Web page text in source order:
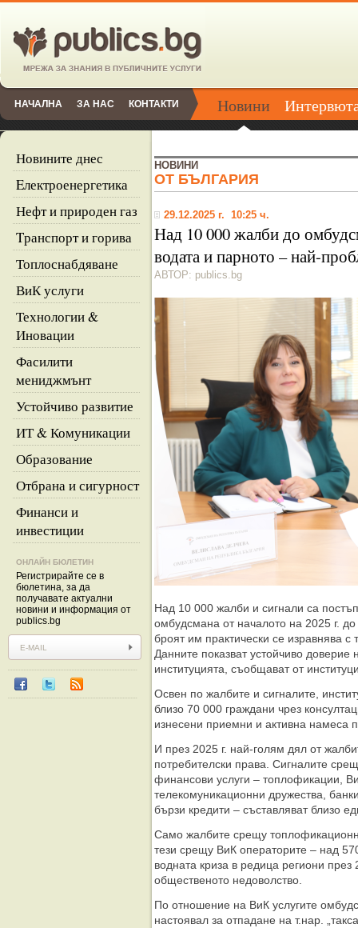
НАЧАЛНА ЗА НАС КОНТАКТИ Новини
Новините днес
Eлектроенергетика
Нефт и природен газ
Tранспорт и горива
Топлоснабдяване
ВиК услуги
Технологии &
Иновации
Фасилити
мениджмънт
Устойчиво развитие
ИТ & Комуникации
Образование
Отбрана и сигурност
Финанси и
инвестиции
ОНЛАЙН БЮЛЕТИН
Регистрирайте се в
бюлетина, за да
получавате актуални
новини и информация от
publics.bg
НОВИНИ
ОТ БЪЛГАРИЯ
29.12.2025 г. 10:25 ч.
Над 10 000 жалби до
водата и парното – най-
АВТОР: publics.bg
Над 10 000 жалби и сигнали са
омбудсмана от началото на 2025 г.
броят им практически се изравнява с
Данните показват устойчиво доверие
институцията, съобщават от
Освен по жалбите и сигналите,
близо 70 000 граждани чрез
изнесени приемни и активна намеса
И през 2025 г. най-голям дял от
потребителски права. Сигналите
финансови услуги – топлофикации,
телекомуникационни дружества,
бързи кредити – съставляват близо
Само жалбите срещу
тези срещу ВиК операторите – над
водната криза в редица региони през
общественото недоволство.
По отношение на ВиК услугите
настоявал за отпадане на т.нар.